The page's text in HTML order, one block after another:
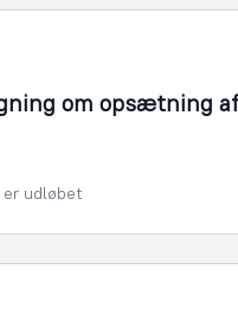
om opsætning
er udløbet